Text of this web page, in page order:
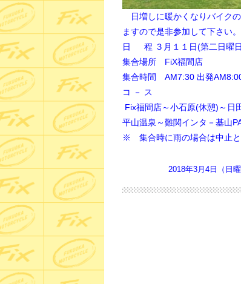
日増しに暖かくなりバイク
ますので是非参加して下さい。
日 程 ３月１１日(第二日曜
集合場所 FiX福間店
集合時間 AM7:30 出発
コ － ス
Fix福間店～小石原(休憩)～日
平山温泉～難関インタ－基山
※ 集合時に雨の場合は中止と
2018年3月4日（日